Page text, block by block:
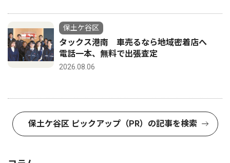
保土ケ谷区
タックス港南 車売るなら地域密着店へ
電話一本、無料で出張査定
2026.08.06
保土ケ谷区 ピックアップ（PR）の記事を検索